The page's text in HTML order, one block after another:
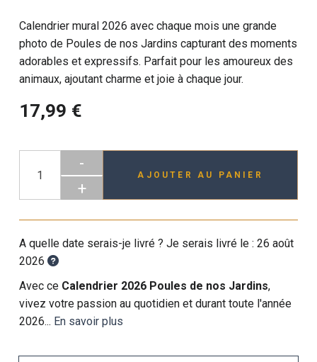
Calendrier mural 2026 avec chaque mois une grande
photo de Poules de nos Jardins capturant des moments
adorables et expressifs. Parfait pour les amoureux des
animaux, ajoutant charme et joie à chaque jour.
17,99 €
-
+
AJOUTER AU PANIER
A quelle date serais-je livré ? Je serais livré le :26 août
2026
Avec ce Calendrier 2026 Poules de nos Jardins,
vivez votre passion au quotidien et durant toute l'année
2026... En savoir plus